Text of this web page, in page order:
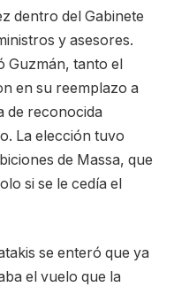
dentro del Gabinete
y asesores.
Guzmán, tanto el
en su reemplazo a
de reconocida
La elección tuvo
de Massa, que
si se le cedía el
se enteró que ya
el vuelo que la